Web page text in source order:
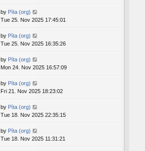
by Píta (org)
Tue 25. Nov 2025 17:45:01
by Píta (org)
Tue 25. Nov 2025 16:35:26
by Píta (org)
Mon 24. Nov 2025 16:57:09
by Píta (org)
Fri 21. Nov 2025 18:23:02
by Píta (org)
Tue 18. Nov 2025 22:35:15
by Píta (org)
Tue 18. Nov 2025 11:31:21